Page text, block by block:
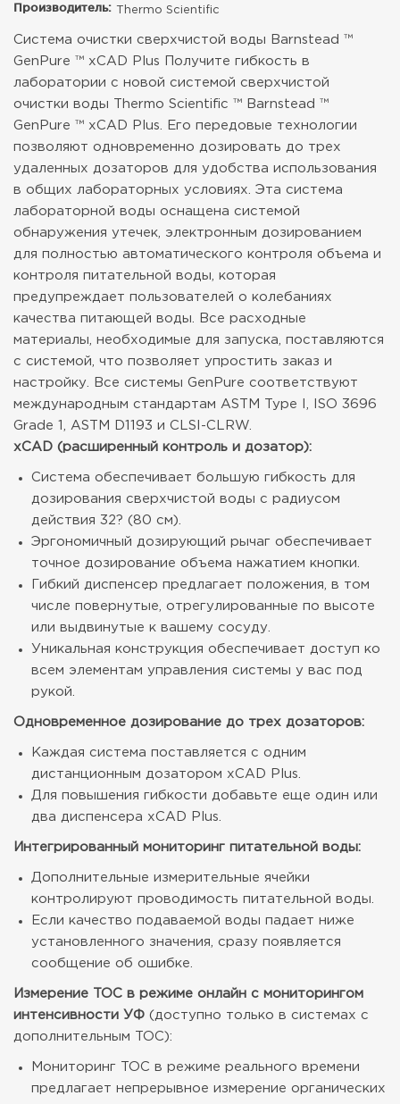
Производитель: Thermo Scientific
Система очистки сверхчистой воды Barnstead ™
GenPure ™ xCAD Plus
Получите гибкость в
лаборатории с новой системой сверхчистой
очистки воды Thermo Scientific ™ Barnstead ™
GenPure ™ xCAD Plus. Его передовые технологии
позволяют одновременно дозировать до трех
удаленных дозаторов для удобства использования
в общих лабораторных условиях. Эта система
лабораторной воды оснащена системой
обнаружения утечек, электронным дозированием
для полностью автоматического контроля объема и
контроля питательной воды, которая
предупреждает пользователей о колебаниях
качества питающей воды. Все расходные
материалы, необходимые для запуска, поставляются
с системой, что позволяет упростить заказ и
настройку.
Все системы GenPure соответствуют
международным стандартам ASTM Type I, ISO 3696
Grade 1, ASTM D1193 и CLSI-CLRW.
xCAD (расширенный контроль и дозатор):
Система обеспечивает большую гибкость для
дозирования сверхчистой воды с радиусом
действия 32? (80 см).
Эргономичный дозирующий рычаг обеспечивает
точное дозирование объема нажатием кнопки.
Гибкий диспенсер предлагает положения, в том
числе повернутые, отрегулированные по высоте
или выдвинутые к вашему сосуду.
Уникальная конструкция обеспечивает доступ ко
всем элементам управления системы у вас под
рукой.
Одновременное дозирование до трех дозаторов:
Каждая система поставляется с одним
дистанционным дозатором xCAD Plus.
Для повышения гибкости добавьте еще один или
два диспенсера xCAD Plus.
Интегрированный мониторинг питательной воды:
Дополнительные измерительные ячейки
контролируют проводимость питательной воды.
Если качество подаваемой воды падает ниже
установленного значения, сразу появляется
сообщение об ошибке.
Измерение TOC в режиме онлайн с мониторингом
интенсивности УФ (доступно только в системах с
дополнительным TOC):
Мониторинг TOC в режиме реального времени
предлагает непрерывное измерение органических